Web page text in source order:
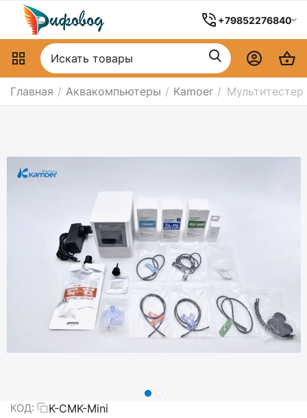
+79852276840
Главная / Аквакомпьютеры / Kamoer /
КОД: K-CMK-Mini